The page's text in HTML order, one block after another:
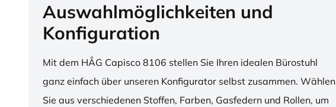
Auswahlmöglichkeiten und
Konfiguration
Mit dem HÅG Capisco 8106 stellen Sie Ihren idealen Bürostuhl
ganz einfach über unseren Konfigurator selbst zusammen. Wählen
Sie aus verschiedenen Stoffen, Farben, Gasfedern und Rollen, um